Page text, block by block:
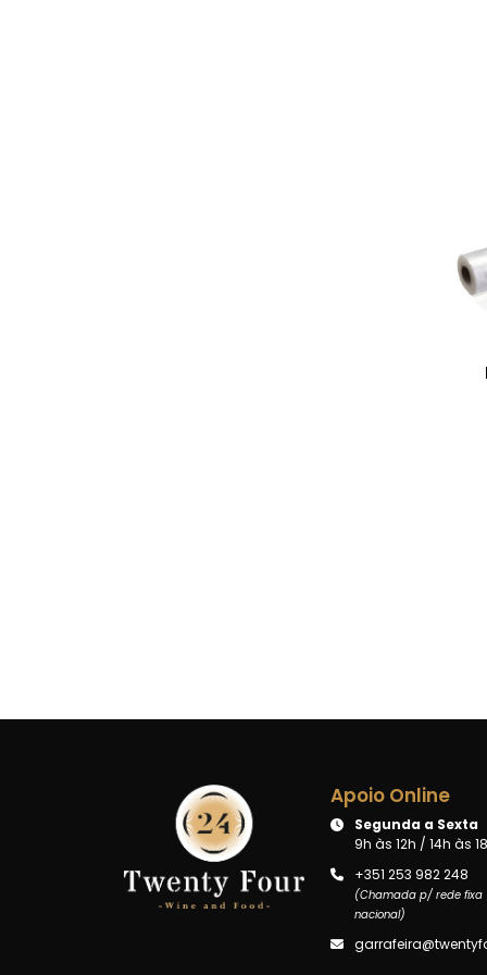
Apoio Online
Segunda a Sexta
9h às 12h / 14h às
+351 253 982 248
(Chamada p/ rede fixa
nacional)